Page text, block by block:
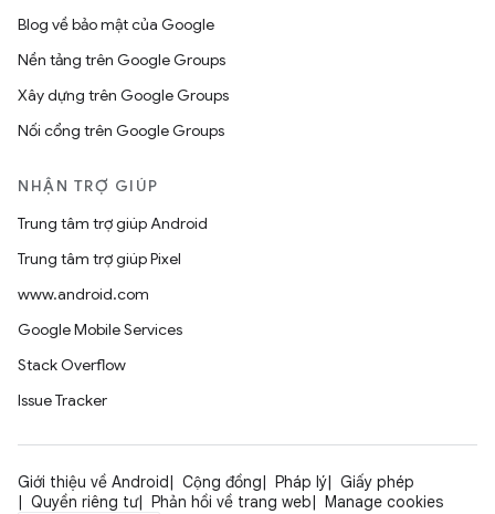
Blog về bảo mật của Google
Nền tảng trên Google Groups
Xây dựng trên Google Groups
Nối cổng trên Google Groups
NHẬN TRỢ GIÚP
Trung tâm trợ giúp Android
Trung tâm trợ giúp Pixel
www.android.com
Google Mobile Services
Stack Overflow
Issue Tracker
Giới thiệu về Android Cộng đồng Pháp lý
Giấy phép
Quyền riêng tư
Phản hồi về trang web Manage cookies